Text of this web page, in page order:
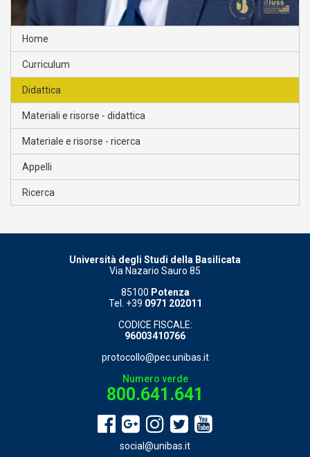
Home
Curriculum
Didattica
Materiali e risorse - didattica
Materiale e risorse - ricerca
Appelli
Ricerca
Università degli Studi della Basilicata
Via Nazario Sauro 85
85100 Potenza
Tel. +39 0971 202011
CODICE FISCALE:
96003410766
protocollo@pec.unibas.it
Numero verde
800.641.641
social@unibas.it